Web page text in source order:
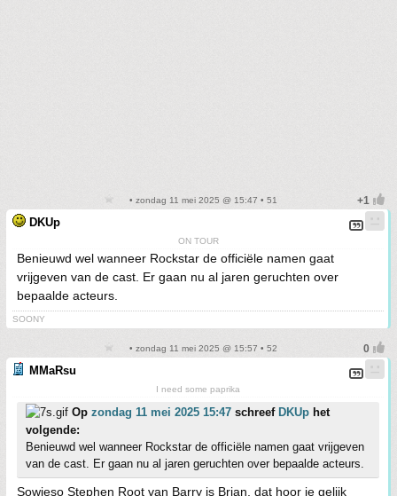
• zondag 11 mei 2025 @ 15:47 • 51
DKUp
ON TOUR
Benieuwd wel wanneer Rockstar de officiële namen gaat
vrijgeven van de cast. Er gaan nu al jaren geruchten over
bepaalde acteurs.
SOONY
• zondag 11 mei 2025 @ 15:57 • 52
MMaRsu
I need some paprika
Op zondag 11 mei 2025 15:47 schreef DKUp het
volgende:
Benieuwd wel wanneer Rockstar de officiële namen gaat vrijgeven
van de cast. Er gaan nu al jaren geruchten over bepaalde acteurs.
Sowieso Stephen Root van Barry is Brian, dat hoor je gelijk